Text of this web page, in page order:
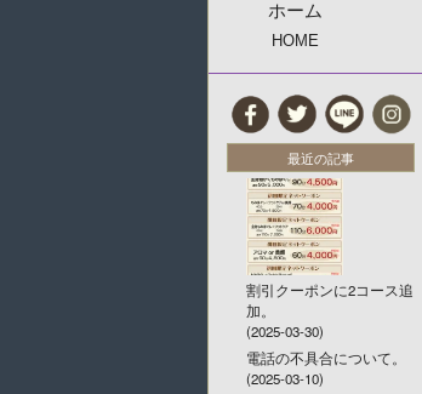
ホーム
HOME
最近の記事
割引クーポンに2コース追
加。
(2025-03-30)
電話の不具合について。
(2025-03-10)